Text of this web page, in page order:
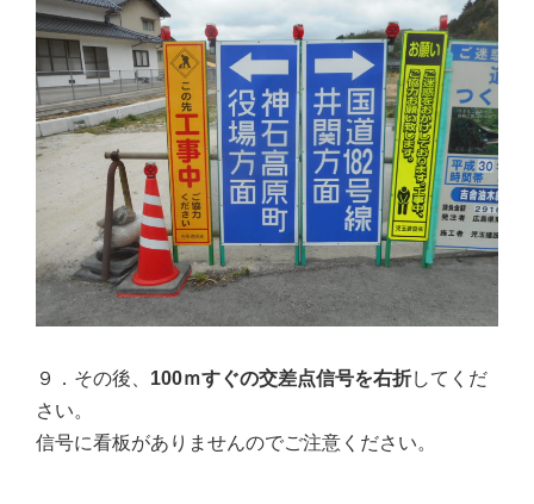
９．その後、 100ｍすぐの交差点信号を右折してくだ
さい。
信号に看板がありませんのでご注意ください。